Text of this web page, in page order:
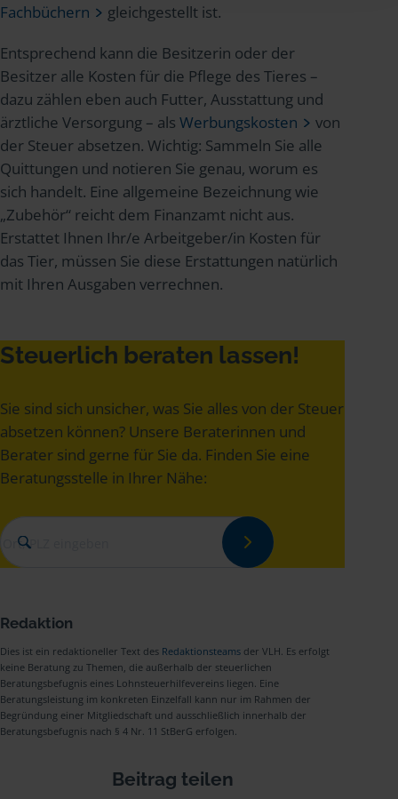
Fachbüchern
gleichgestellt ist.
Entsprechend kann die Besitzerin oder der
Besitzer alle Kosten für die Pflege des Tieres –
dazu zählen eben auch Futter, Ausstattung und
ärztliche Versorgung – als Werbungskosten
von
der Steuer absetzen. Wichtig: Sammeln Sie alle
Quittungen und notieren Sie genau, worum es
sich handelt. Eine allgemeine Bezeichnung wie
„Zubehör“ reicht dem Finanzamt nicht aus.
Erstattet Ihnen Ihr/e Arbeitgeber/in Kosten für
das Tier, müssen Sie diese Erstattungen natürlich
mit Ihren Ausgaben verrechnen.
Steuerlich beraten lassen!
Sie sind sich unsicher, was Sie alles von der Steuer
absetzen können? Unsere Beraterinnen und
Berater sind gerne für Sie da. Finden Sie eine
Beratungsstelle in Ihrer Nähe:
Redaktion
Dies ist ein redaktioneller Text des Redaktionsteams der VLH. Es erfolgt
keine Beratung zu Themen, die außerhalb der steuerlichen
Beratungsbefugnis eines Lohnsteuerhilfevereins liegen. Eine
Beratungsleistung im konkreten Einzelfall kann nur im Rahmen der
Begründung einer Mitgliedschaft und ausschließlich innerhalb der
Beratungsbefugnis nach § 4 Nr. 11 StBerG erfolgen.
Beitrag teilen